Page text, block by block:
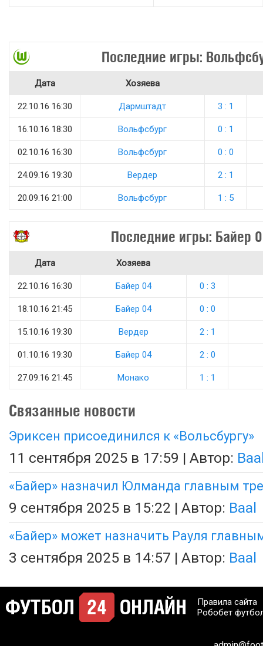
Последние игры:
Дата Хозяева
22.10.16 16:30 Дармштадт 3 : 1
16.10.16 18:30 Вольфсбург 0 : 1
02.10.16 16:30 Вольфсбург 0 : 0
24.09.16 19:30 Вердер 2 : 1
20.09.16 21:00 Вольфсбург 1 : 5
Последние игры: Байер
Дата Хозяева
22.10.16 16:30 Байер 04 0 : 3
18.10.16 21:45 Байер 04 0 : 0
15.10.16 19:30 Вердер 2 : 1
01.10.16 19:30 Байер 04 2 : 0
27.09.16 21:45 Монако 1 : 1
Связанные новости
Эриксен присоединился к «Вольсбургу»
11 сентября 2025 в 17:59 | Автор:
«Байер» назначил Юлманда главным
9 сентября 2025 в 15:22 | Автор: Baal
«Байер» может назначить Рауля
3 сентября 2025 в 14:57 | Автор: Baal
Правила сайта
Робобет